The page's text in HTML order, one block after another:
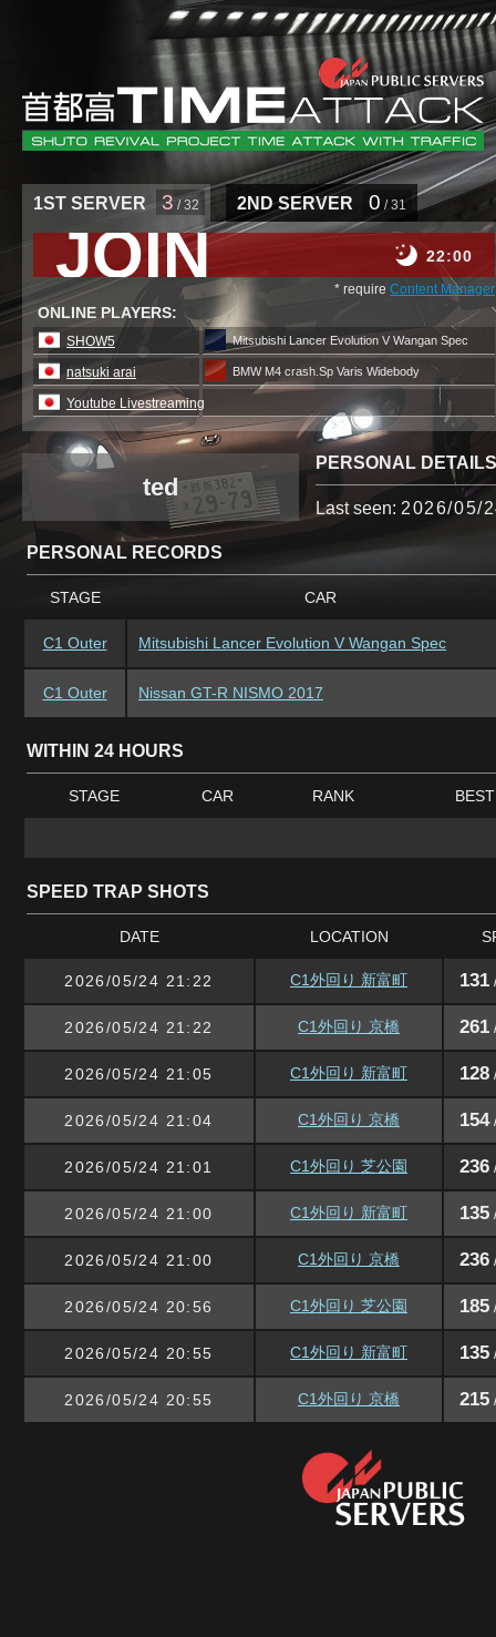
1ST SERVER 3 / 32 2ND SERVER 0 / 31
22 00
JOIN * require Content Manager
ONLINE PLAYERS:
SHOW5 Mitsubishi Lancer Evolution V Wangan Spec
natsuki arai BMW M4 crash.Sp Varis Widebody
Youtube Livestreaming
PERSONAL DETAILS
ted
Last seen: 2026/05/
PERSONAL RECORDS
STAGE CAR
C1 Outer Mitsubishi Lancer Evolution V Wangan Spec
C1 Outer Nissan GT-R NISMO 2017
WITHIN 24 HOURS
STAGE CAR RANK
SPEED TRAP SHOTS
DATE LOCATION
2026/05/24 21:22 C1外回り 新富町 131
2026/05/24 21:22 C1外回り 京橋 261
2026/05/24 21:05 C1外回り 新富町 128
2026/05/24 21:04 C1外回り 京橋 154
2026/05/24 21:01 C1外回り 芝公園 236
2026/05/24 21:00 C1外回り 新富町 135
2026/05/24 21:00 C1外回り 京橋 236
2026/05/24 20:56 C1外回り 芝公園 185
2026/05/24 20:55 C1外回り 新富町 135
2026/05/24 20:55 C1外回り 京橋 215